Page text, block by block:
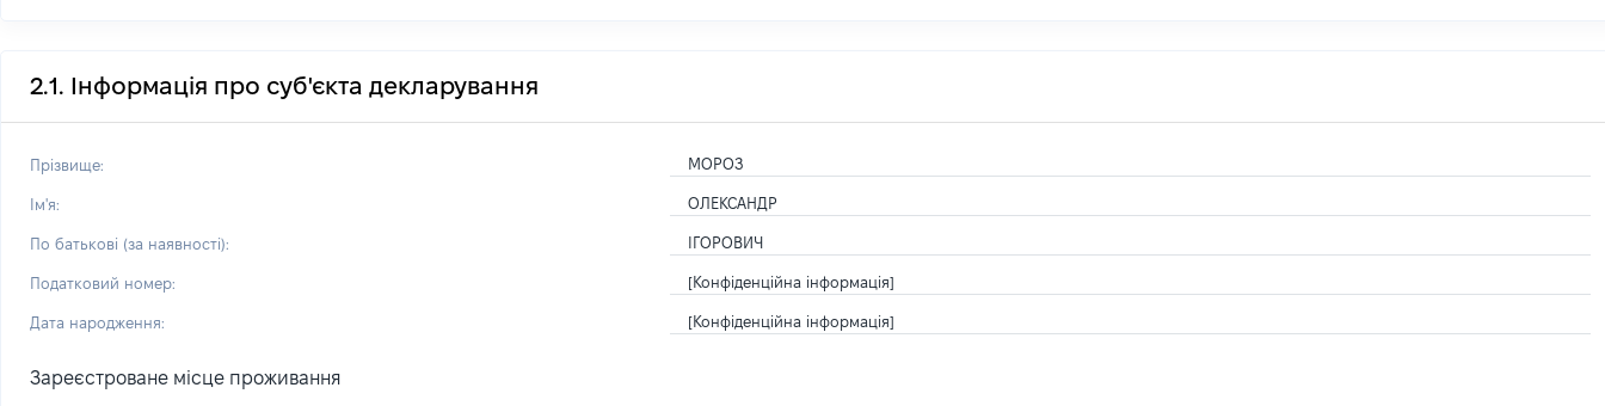
2.1. Інформація про суб'єкта декларування
Прізвище: МОРОЗ
Ім'я: ОЛЕКСАНДР
По батькові (за наявності): ІГОРОВИЧ
Податковий номер: [Конфіденційна інформація]
Дата народження: [Конфіденційна інформація]
Зареєстроване місце проживання